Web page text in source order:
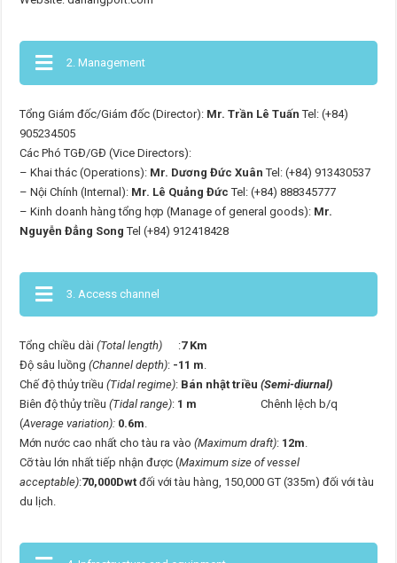
2. Management
Tổng Giám đốc/Giám đốc (Director): Mr. Trần Lê Tuấn Tel: (+84)
905234505
Các Phó TGĐ/GĐ (Vice Directors):
– Khai thác (Operations): Mr. Dương Đức Xuân Tel: (+84) 913430537
– Nội Chính (Internal): Mr. Lê Quảng Đức Tel: (+84) 888345777
– Kinh doanh hàng tổng hợp (Manage of general goods): Mr.
Nguyễn Đẳng Song Tel (+84) 912418428
3. Access channel
Tổng chiều dài(Total length) :7 Km
Độ sâu luồng(Channel depth): -11 m
Chế độ thủy triều(Tidal regime): Bán nhật triều(Semi-diurnal)
Biên độ thủy triều(Tidal range): 1 m Chênh lệch b/q
(Average variation): 0.6m
Mớn nước cao nhất cho tàu ra vào(Maximum draft): 12m
Cỡ tàu lớn nhất tiếp nhận được (Maximum size of vessel
acceptable):70,000Dwt đối với tàu hàng, 150,000 GT (335m) đối với tàu
du lịch.